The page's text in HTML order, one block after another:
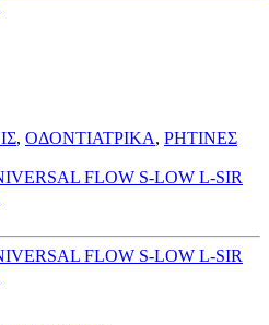
, ΟΔΟΝΤΙΑΤΡΙΚΑ, ΡΗΤΙΝΕΣ
FLOW S-LOW L-SIR
FLOW S-LOW L-SIR